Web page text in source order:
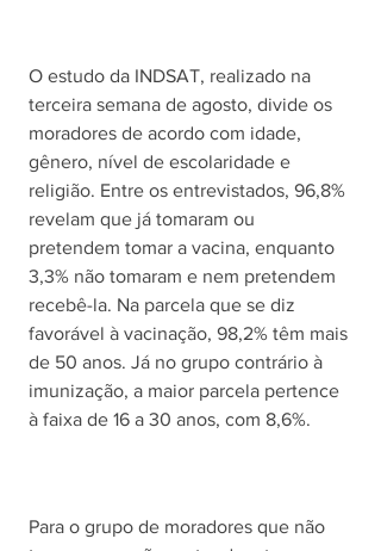
O estudo da INDSAT, realizado na
terceira semana de agosto, divide os
moradores de acordo com idade,
gênero, nível de escolaridade e
religião. Entre os entrevistados, 96,8%
revelam que já tomaram ou
pretendem tomar a vacina, enquanto
3,3% não tomaram e nem pretendem
recebê-la. Na parcela que se diz
favorável à vacinação, 98,2% têm mais
de 50 anos. Já no grupo contrário à
imunização, a maior parcela pertence
à faixa de 16 a 30 anos, com 8,6%.
Para o grupo de moradores que não